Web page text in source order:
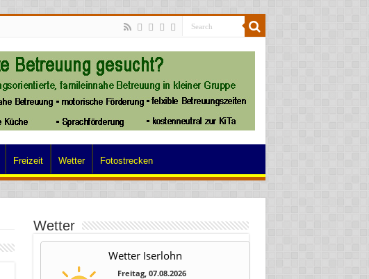
Freizeit Wetter Fotostrecken
Wetter
Wetter Iserlohn
Freitag, 07.08.2026